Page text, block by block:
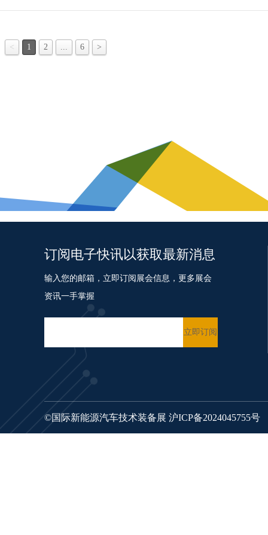
11.7%，月度产销创历史新高；1-
图片来源于一览众车
< 1 2 ... 6 >
订阅电子快讯以获取最新消息
输入您的邮箱，立即订阅展会信息，更多展会
资讯一手掌握
©国际新能源汽车技术装备展 沪ICP备2024045755号